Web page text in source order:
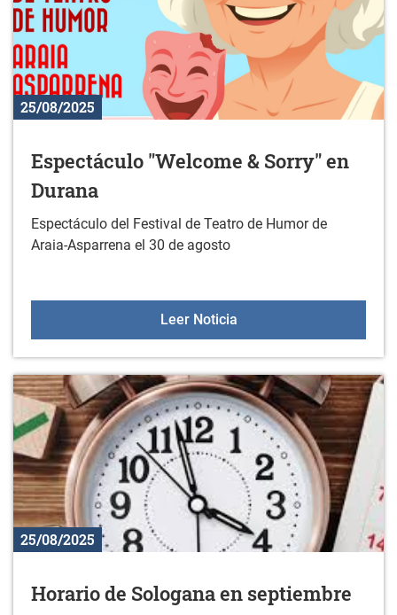
25/08/2025
Espectáculo "Welcome & Sorry" en
Durana
Espectáculo del Festival de Teatro de Humor de
Araia-Asparrena el 30 de agosto
Leer NoticiaEspectáculo "Welcome
25/08/2025
Horario de Sologana en septiembre